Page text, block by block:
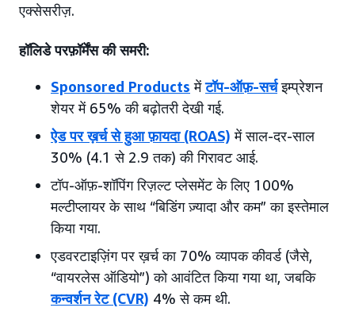
एक्सेसरीज़.
हॉलिडे परफ़ॉर्मेंस की समरी:
Sponsored Products मेंटॉप-ऑफ़-सर्चइम्प्रेशन
शेयर में 65% की बढ़ोतरी देखी गई.
ऐड पर ख़र्च से हुआ फ़ायदा (ROAS) में साल-दर-साल
30% (4.1 से 2.9 तक) की गिरावट आई.
टॉप-ऑफ़-शॉपिंग रिज़ल्ट प्लेसमेंट के लिए 100%
मल्टीप्लायर के साथ “बिडिंग ज़्यादा और कम” का इस्तेमाल
किया गया.
एडवरटाइज़िंग पर ख़र्च का 70% व्यापक कीवर्ड (जैसे,
“वायरलेस ऑडियो”) को आवंटित किया गया था, जबकि
कन्वर्शन रेट (CVR) 4% से कम थी.